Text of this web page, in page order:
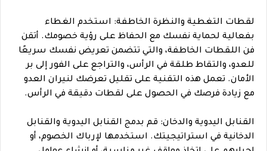
لقطات التغطية والنظرة الخاطفة: استخدم الغطاء
بفعالية لحماية نفسك مع الحفاظ على رؤية خصومك. أتقن
فن اللقطات الخاطفة، والتي تتضمن تعريض نفسك سريعًا
للعدو، والتقاط طلقة في الرأس، والتراجع على الفور إلى بر
الأمان. تعمل هذه التقنية على تقليل تعرضك لنيران العدو
مع زيادة فرصك في الحصول على لقطات دقيقة في الرأس.
القنابل اليدوية والدخان: قم بدمج القنابل اليدوية والقنابل
الدخانية في استراتيجيتك. استخدمها لإرباك الخصوم، أو